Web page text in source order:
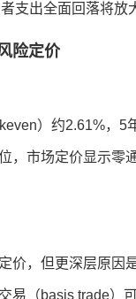
支出全面回落将放
险定价
）约2.61%，5
，市场定价显示零
价，但更深层原因
易（basis trade）